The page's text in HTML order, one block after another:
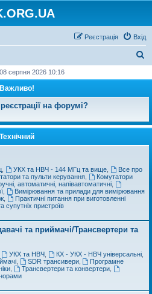
Вхід
Реєстрація
у
серпня 2026 10:16
Важливо!
на форумі?
Технічний
, УКХ та НВЧ - 144 МГц та вище,
Все про
та пульти керування,
Комутатори
автоматичні, напівавтоматичні,
Вимірювання та прилади для вимірювання
,
Практичні питання при виготовленні
супутніх пристроїв
та приймачі/Трансвертери та
УКХ та НВЧ, КХ - УКХ - НВЧ універсальні,
, SDR трансивери,
Програмне
Трансвертери та конвертери,